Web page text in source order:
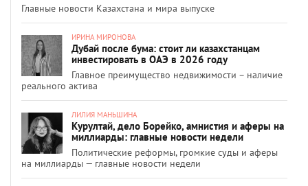
Главные новости Казахстана и мира выпуске
ИРИНА МИРОНОВА
Дубай после бума: стоит ли казахстанцам
инвестировать в ОАЭ в 2026 году
Главное преимущество недвижимости – наличие
реального актива
ЛИЛИЯ МАНЬШИНА
Курултай, дело Борейко, амнистия и аферы на
миллиарды: главные новости недели
Политические реформы, громкие суды и аферы
на миллиарды — главные новости недели